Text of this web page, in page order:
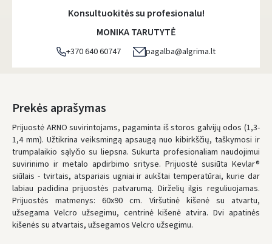
DPD kurjeris - 5.00 €
DPD paštomatai- 4.00 €
LP Express paštomatai
LP Express kurjeris- 4.00 €
Pirmadienį, Rugpjūčio 10 d.
UŽSAKYMUS NUO80 € PRISTATOME NEMOKAMAI!
IKI NEMOKAMO PRISTATYMO TRŪKSTA: 80 €
* Pristatymo terminai yra preliminarūs ir gali priklausyti nuo kurjerių
užimtumo.
Konsultuokitės su profesionalu!
MONIKA TARUTYTĖ
+370 640 60747 pagalba@algrima.lt
Prekės aprašymas
Prijuostė ARNO suvirintojams, pagaminta iš storos galvijų odos (1,3-
1,4 mm). Užtikrina veiksmingą apsaugą nuo kibirkščių, taškymosi ir
trumpalaikio sąlyčio su liepsna. Sukurta profesionaliam naudojimui
suvirinimo ir metalo apdirbimo srityse. Prijuostė susiūta Kevlar®
siūlais - tvirtais, atspariais ugniai ir aukštai temperatūrai, kurie dar
labiau padidina prijuostės patvarumą. Dirželių ilgis reguliuojamas.
Prijuostės matmenys: 60x90 cm. Viršutinė kišenė su atvartu,
užsegama Velcro užsegimu, centrinė kišenė atvira. Dvi apatinės
kišenės su atvartais, užsegamos Velcro užsegimu.